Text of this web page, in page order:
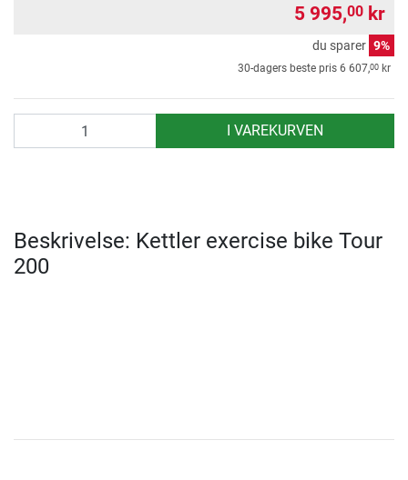
5 995,00 kr
du sparer 9%
30-dagers beste pris 6 607,00 kr
I VAREKURVEN
Beskrivelse: Kettler exercise bike Tour
200